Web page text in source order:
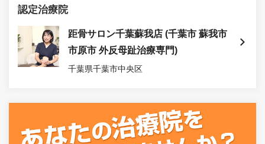
認定治療院
距骨サロン千葉蘇我店 (千葉市 蘇我市
市原市 外反母趾治療専門)
千葉県千葉市中央区